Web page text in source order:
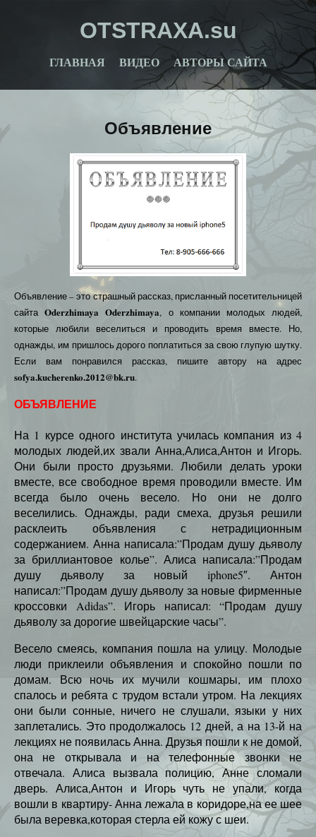
OTSTRAXA.su
ГЛАВНАЯ ВИДЕО АВТОРЫ САЙТА
Объявление
Объявление – это страшный рассказ, присланный посетительницей
сайтаOderzhimaya Oderzhimaya, о компании молодых людей,
которые любили веселиться и проводить время вместе. Но,
однажды, им пришлось дорого поплатиться за свою глупую шутку.
Если вам понравился рассказ, пишите автору на адрес
sofya.kucherenko.2012@bk.ru.
ОБЪЯВЛЕНИЕ
На 1 курсе одного института училась компания из 4
молодых людей,их звали Анна,Алиса,Антон и Игорь.
Они были просто друзьями. Любили делать уроки
вместе, все свободное время проводили вместе. Им
всегда было очень весело. Но они не долго
веселились. Однажды, ради смеха, друзья решили
расклеить объявления с нетрадиционным
содержанием. Анна написала:”Продам душу дьяволу
за бриллиантовое колье”. Алиса написала:”Продам
душу дьяволу за новый iphone5″. Антон
написал:”Продам душу дьяволу за новые фирменные
кроссовки Adidas”. Игорь написал: “Продам душу
дьяволу за дорогие швейцарские часы”.
Весело смеясь, компания пошла на улицу. Молодые
люди приклеили объявления и спокойно пошли по
домам. Всю ночь их мучили кошмары, им плохо
спалось и ребята с трудом встали утром. На лекциях
они были сонные, ничего не слушали, языки у них
заплетались. Это продолжалось 12 дней, а на 13-й на
лекциях не появилась Анна. Друзья пошли к не домой,
она не открывала и на телефонные звонки не
отвечала. Алиса вызвала полицию, Анне сломали
дверь. Алиса,Антон и Игорь чуть не упали, когда
вошли в квартиру- Анна лежала в коридоре,на ее шее
была веревка,которая стерла ей кожу с шеи.